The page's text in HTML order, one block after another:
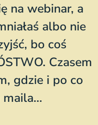
na webinar, a
albo nie
bo coś
Czasem
gdzie i po co